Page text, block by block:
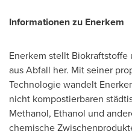
Informationen zu Enerkem
Enerkem stellt
aus Abfall her. Mit seiner
Technologie wandelt
nicht kompostierbaren
Methanol, Ethanol und
chemische